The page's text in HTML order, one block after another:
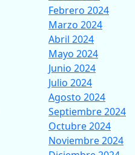
Febrero 2024
Marzo 2024
Abril 2024
Mayo 2024
Junio 2024
Julio 2024
Agosto 2024
Septiembre 2024
Octubre 2024
Noviembre 2024